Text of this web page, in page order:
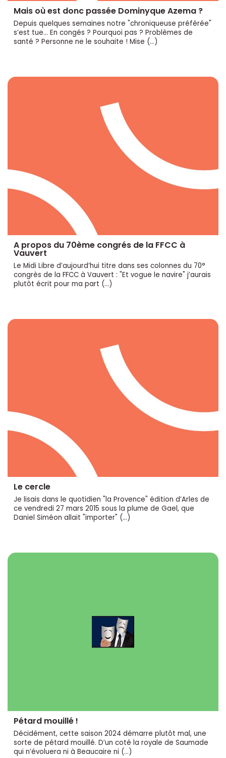
Mais où est donc passée Dominyque Azema ?
Depuis quelques semaines notre "chroniqueuse préférée"
s’est tue... En congés ? Pourquoi pas ? Problèmes de
santé ? Personne ne le souhaite ! Mise (…)
A propos du 70ème congrés de la FFCC à
Vauvert
Le Midi Libre d’aujourd’hui titre dans ses colonnes du 70°
congrès de la FFCC à Vauvert : "Et vogue le navire" j’aurais
plutôt écrit pour ma part (…)
Le cercle
Je lisais dans le quotidien "la Provence" édition d’Arles de
ce vendredi 27 mars 2015 sous la plume de Gael, que
Daniel Siméon allait "importer" (…)
Pétard mouillé !
Décidément, cette saison 2024 démarre plutôt mal, une
sorte de pétard mouillé. D’un coté la royale de Saumade
qui n’évoluera ni à Beaucaire ni (…)